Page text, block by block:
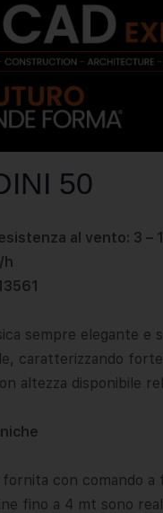
50
al vento: 3 –
h
sempre elegante
caratterizzando
altezza disponibile
fornita con comando
fino a 4 mt sono